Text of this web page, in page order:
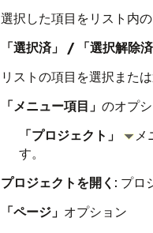
選択した項目をリスト内
「選択済」 / 「選択解除済
リストの項目を選択また
「メニュー項目」 のオプ
「プロジェクト」
す。
プロジェクトを開く : プロ
「ページ」 オプション